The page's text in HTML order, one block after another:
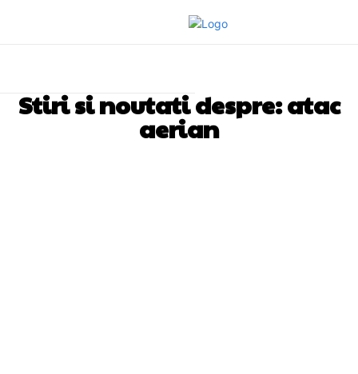
Stiri si noutati despre:atac
aerian